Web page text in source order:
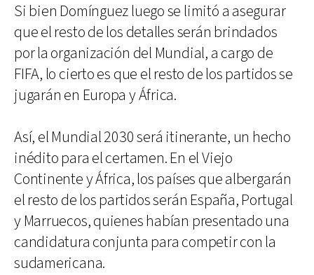
Si bien Domínguez luego se limitó a asegurar
que el resto de los detalles serán brindados
por la organización del Mundial, a cargo de
FIFA, lo cierto es que el resto de los partidos se
jugarán en Europa y África.
Así, el Mundial 2030 será itinerante, un hecho
inédito para el certamen. En el Viejo
Continente y África, los países que albergarán
el resto de los partidos serán España, Portugal
y Marruecos, quienes habían presentado una
candidatura conjunta para competir con la
sudamericana.